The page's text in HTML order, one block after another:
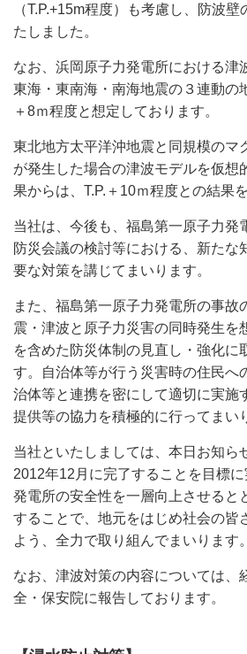
（T.P.+15m程度）も考慮し、防波壁
たしました。
なお、浜岡原子力発電所における津
東海・東南海・南海地震の３連動の
＋8ｍ程度と想定しております。
東北地方太平洋沖地震と同規模のマ
が発生した場合の津波モデルを仮想
果からは、T.P.＋10ｍ程度との結果
当社は、今後も、福島第一原子力発
防災会議の検討等における、新たな
要な対策を講じてまいります。
また、福島第一原子力発電所の事故
震・津波と原子力災害の同時発生を
を含めた防災体制の見直し・強化に
す。自治体等が行う災害時の住民へ
治体等と連携を密にして適切に実施
提供等の協力を積極的に行ってまい
当社といたしましては、本日お知ら
2012年12月に完了することを目標
発電所の安全性を一層向上させると
することで、地元をはじめ社会の皆
よう、全力で取り組んでまいります。
なお、津波対策の内容については、
全・保安院に報告しております。